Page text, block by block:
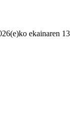
ekainaren